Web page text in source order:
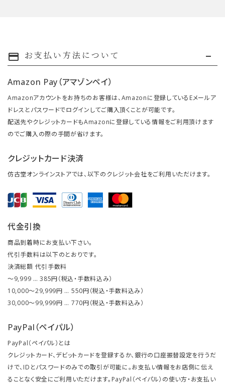
payment お支払い方法について
Amazon Pay（アマゾンペイ）
Amazonアカウントをお持ちのお客様は、Amazonに登録しているEメールア
ドレスとパスワードでログインしてご購入頂くことが可能です。
配送先やクレジットカードもAmazonに登録している情報をご利用頂けます
のでご購入の際の手間が省けます。
クレジットカード決済
仿古堂オンラインストアでは、以下のクレジット会社をご利用いただけます。
代金引換
商品到着時にお支払い下さい。
代引手数料は以下のとおりです。
決済総額 代引手数料
～9,999 … 385円（税込・手数料込み）
10,000～29,999円 … 550円（税込・手数料込み）
30,000～99,999円 … 770円（税込・手数料込み）
PayPal（ペイパル）
PayPal（ペイパル）とは
クレジットカード、デビットカードを登録するか、銀行の口座振替設定を行うだ
けで、IDとパスワードのみでの取引が可能に。お支払い情報をお店側に伝え
ることなく安全にご利用いただけます。PayPal（ペイパル）の使い方・お支払い